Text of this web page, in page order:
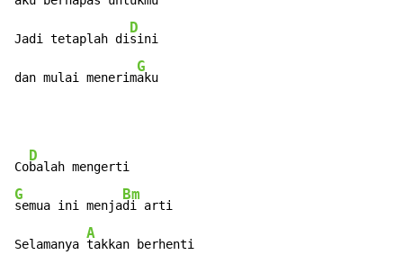
Jadi tetaplah di
D
sini
dan mulai menerim
G
aku
Co
D
G
semua ini menja
Bm
di arti
Selamanya
A
takkan berhenti